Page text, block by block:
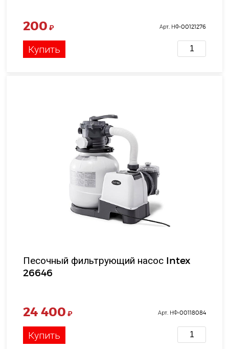
200 ₽ Арт. НФ-00121276
Купить
Песочный фильтрующий насос Intex
26646
24 400 ₽ Арт. НФ-00118084
Купить